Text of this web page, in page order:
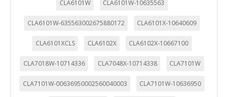
CLA6101W CLA6101W-10635563
CLA6101W-635563002675880172 CLA6101X-10640609
CLA6101XCLS CLA6102X CLA6102X-10667100
CLA7018W-10714336 CLA7048X-10714338 CLA7101W
CLA7101W-00636950002560040003 CLA7101W-10636950